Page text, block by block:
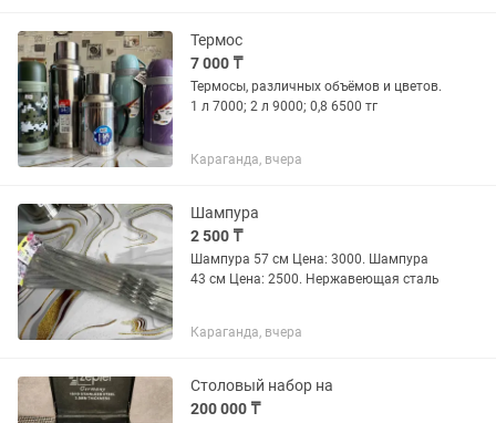
Термос
7 000 ₸
Термосы, различных объёмов и цветов.
1 л 7000; 2 л 9000; 0,8 6500 тг
Караганда, вчера
Шампура
2 500 ₸
Шампура 57 см Цена: 3000. Шампура
43 см Цена: 2500. Нержавеющая сталь
Караганда, вчера
Столовый набор на
200 000 ₸